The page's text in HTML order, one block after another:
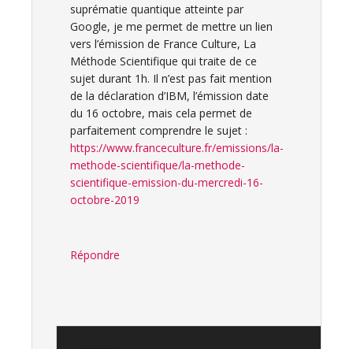
suprématie quantique atteinte par
Google, je me permet de mettre un lien
vers l’émission de France Culture, La
Méthode Scientifique qui traite de ce
sujet durant 1h. Il n’est pas fait mention
de la déclaration d’IBM, l’émission date
du 16 octobre, mais cela permet de
parfaitement comprendre le sujet :
https://www.franceculture.fr/emissions/la-
methode-scientifique/la-methode-
scientifique-emission-du-mercredi-16-
octobre-2019
Répondre